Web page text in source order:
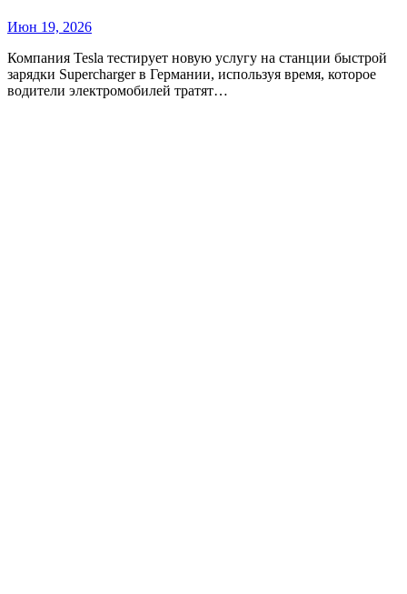
Июн 19, 2026
Компания Tesla тестирует новую услугу на станции быстрой
зарядки Supercharger в Германии, используя время, которое
водители электромобилей тратят…